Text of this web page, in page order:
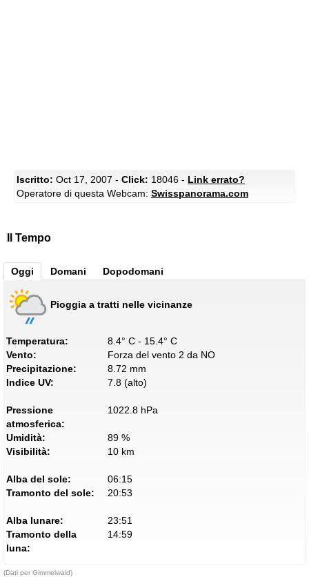
Iscritto: Oct 17, 2007 - Click: 18046 - Link errato?
Operatore di questa Webcam: Swisspanorama.com
Il Tempo
Oggi Domani Dopodomani
Pioggia a tratti nelle vicinanze
Temperatura:
8.4° C - 15.4° C
Vento:
Forza del vento 2 da NO
Precipitazione:
8.72 mm
Indice UV:
7.8 (alto)
Pressione
atmosferica:
1022.8 hPa
Umidità:
89 %
Visibilità:
10 km
Alba del sole:
06:15
Tramonto del sole:
20:53
Alba lunare:
23:51
Tramonto della
luna:
14:59
(Dati per Gimmelwald)